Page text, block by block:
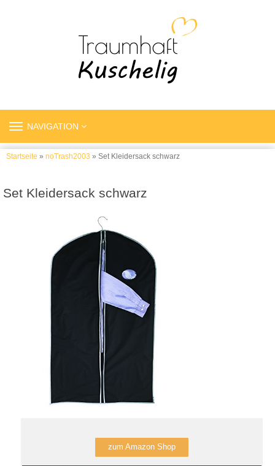
TOGGLE
NAVIGATION
Startseite » noTrash2003 » Set Kleidersack schwarz
Set Kleidersack schwarz
zum Amazon Shop